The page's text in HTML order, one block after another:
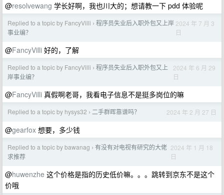
@resolvewang 学长好啊，我也川大的；想请教一下 pdd 体验呢
Replied to a topic by FancyVilli › 程序员失业后入职外包又上岸
事业编？
2024 年 7 月 3
日
@FancyVilli 好的，了解
Replied to a topic by FancyVilli › 程序员失业后入职外包又上
岸事业编？
2024 年 6 月 29
日
@FancyVilli 真假啊老哥，我看电子信息不是挺多岗位的嘛
Replied to a topic by hysys32 › 二手群晖靠谱吗？ 2024 年 2 月 27 日
@gearfox 想要，多少钱
Replied to a topic by bawanag › 有没有对电视有研究的大佬
求推荐
2024 年 1 月 18
日
@huwenzhe 这个价格是指的历史低价嘛。。。跳转到京东不是这个
价哦